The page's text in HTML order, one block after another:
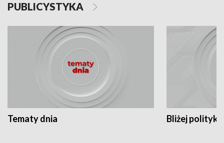
PUBLICYSTYKA
Tematy dnia Bliżej polityki